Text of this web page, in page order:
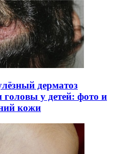
дерматоз
головы у детей: фото и
кожи